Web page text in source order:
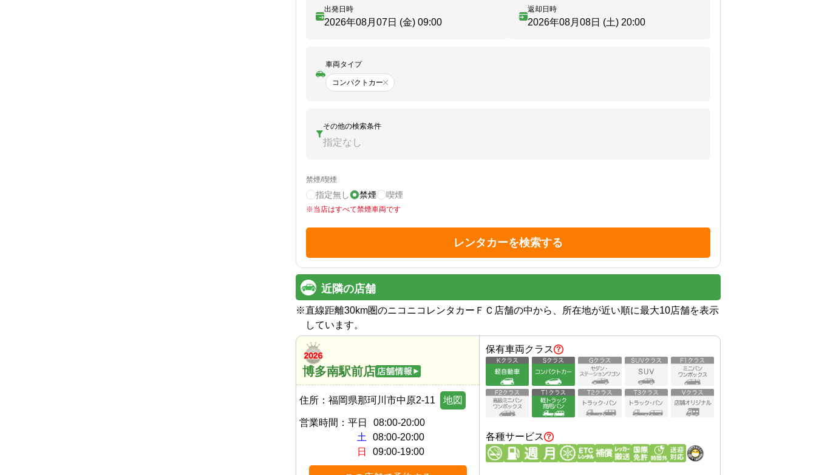
出発日時
2026年08月07日 (金) 09:00
返却日時
2026年08月08日 (土) 20:00
車両タイプ
コンパクトカー
その他の検索条件
指定なし
禁煙/喫煙
指定無し 禁煙 喫煙
※当店はすべて禁煙車両です
レンタカーを検索する
近隣の店舗
※直線距離30km圏のニコニコレンタカーＦＣ店舗の中から、所在地が近い順に最大10店舗を表示
しています。
博多南駅前店
住所： 福岡県那珂川市中原2-11 地図
営業時間： 平日
08:00-20:00
土 08:00-20:00
日
09:00-19:00
保有車両クラス
各種サービス